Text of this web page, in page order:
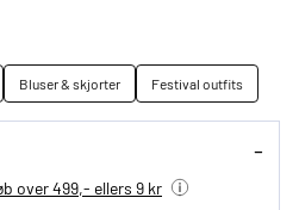
Bluser & skjorter Festival outfits
over 499,- ellers 9 kr